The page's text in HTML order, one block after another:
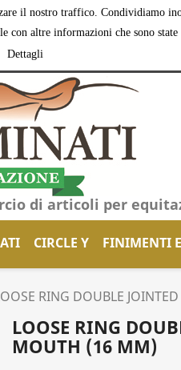
il nostro traffico. Condividiamo
con altre informazioni che sono
Dettagli
di articoli per
CIRCLE Y FINIMENTI
RING DOUBLE
LOOSE RING
MOUTH (16 MM)